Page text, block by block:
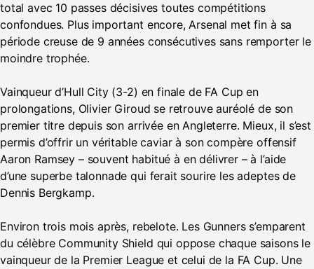
total avec 10 passes décisives toutes compétitions
confondues. Plus important encore, Arsenal met fin à sa
période creuse de 9 années consécutives sans remporter le
moindre trophée.
Vainqueur d’Hull City (3-2) en finale de FA Cup en
prolongations, Olivier Giroud se retrouve auréolé de son
premier titre depuis son arrivée en Angleterre. Mieux, il s’est
permis d’offrir un véritable caviar à son compère offensif
Aaron Ramsey – souvent habitué à en délivrer – à l’aide
d’une superbe talonnade qui ferait sourire les adeptes de
Dennis Bergkamp.
Environ trois mois après, rebelote. Les Gunners s’emparent
du célèbre Community Shield qui oppose chaque saisons le
vainqueur de la Premier League et celui de la FA Cup. Une